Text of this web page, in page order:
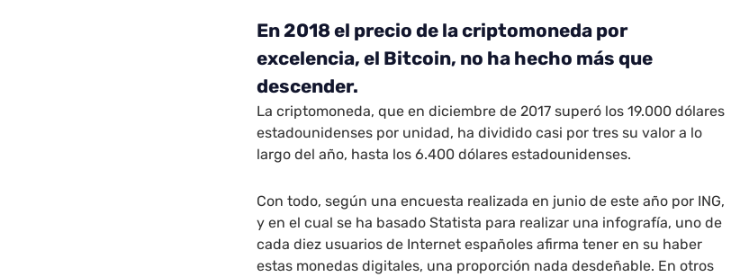
En 2018 el precio de la criptomoneda por
excelencia, el Bitcoin, no ha hecho más que
descender.
La criptomoneda, que en diciembre de 2017 superó los 19.000 dólares
estadounidenses por unidad, ha dividido casi por tres su valor a lo
largo del año, hasta los 6.400 dólares estadounidenses.
Con todo, según una encuesta realizada en junio de este año por ING,
y en el cual se ha basado Statista para realizar una infografía, uno de
cada diez usuarios de Internet españoles afirma tener en su haber
estas monedas digitales, una proporción nada desdeñable. En otros